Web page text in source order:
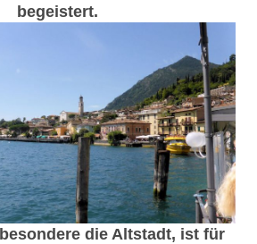
begeistert.
die Altstadt, ist für